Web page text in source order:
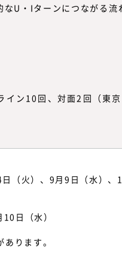
U・Iターンにつながる流
イン10回、対面2回（東
（火）、9月9日（水）、
日（水）
ります。